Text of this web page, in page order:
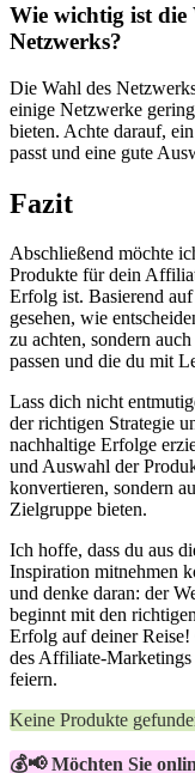
Wie wichtig ist
Netzwerks?
Die Wahl ⁤des
einige ​Netzwerke​
bieten.⁤ Achte darauf,
passt⁢ und eine gute⁤
Fazit
Abschließend möchte
‍Produkte für dein
Erfolg ist. Basierend
gesehen, wie
zu achten, sondern
passen und die du ⁤mit
Lass dich nicht
der richtigen Strategie
nachhaltige ⁢Erfolge
und Auswahl der
konvertieren, ⁢sondern
Zielgruppe bieten.
Ich hoffe, dass ⁤du aus
Inspiration mitnehmen⁣
und ⁢denke‍ daran: der
beginnt mit den
Erfolg auf⁢ deiner
des⁣ Affiliate-
feiern.
Keine Produkte
💰📢 Möchten Sie